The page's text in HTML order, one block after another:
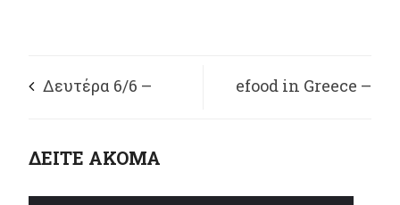
Δευτέρα 6/6 – efood in Greece –
ΔΕΙΤΕ ΑΚΟΜΑ